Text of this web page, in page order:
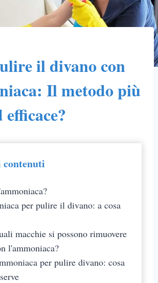
il divano con
Il metodo più
contenuti
per pulire il divano: a cosa
macchie si possono rimuovere
l'ammoniaca?
per pulire divano: cosa